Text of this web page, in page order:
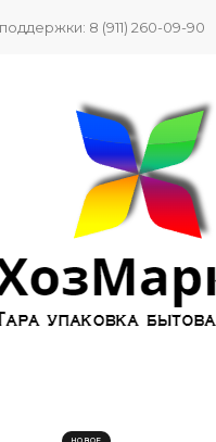
8 (911) 260-09-90